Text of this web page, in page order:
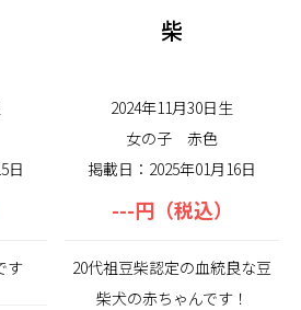
日
す
柴
2024年11月30日生
女の子
赤色
掲載日：2025年01月16日
---円（税込）
20代祖豆柴認定の血統良な豆
柴犬の赤ちゃんです！